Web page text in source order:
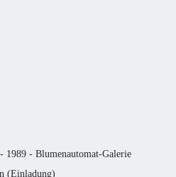
1989 - Blumenautomat-Galerie
(Einladung)